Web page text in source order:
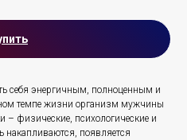
себя энергичным, полноценным и
темпе жизни организм мужчины
– физические, психологические и
накапливаются, появляется